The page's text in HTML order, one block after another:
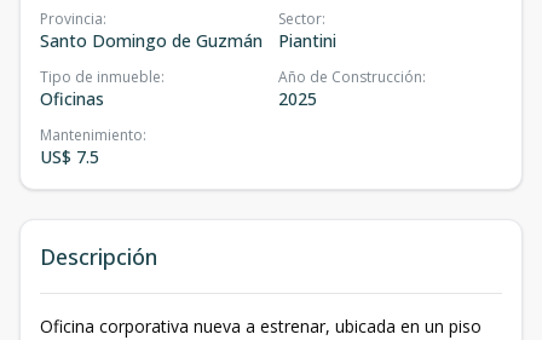
Provincia:
Santo Domingo de Guzmán
Sector:
Piantini
Tipo de inmueble:
Oficinas
Año de Construcción:
2025
Mantenimiento:
US$ 7.5
Descripción
Oficina corporativa nueva a estrenar, ubicada en un piso